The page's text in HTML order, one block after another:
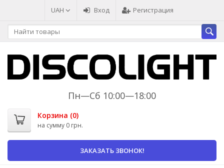
UAH Вход Регистрация
Пн—Сб 10:00—18:00
Корзина (0)
на сумму 0 грн.
ЗАКАЗАТЬ ЗВОНОК!